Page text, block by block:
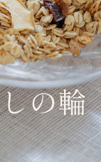
の輪